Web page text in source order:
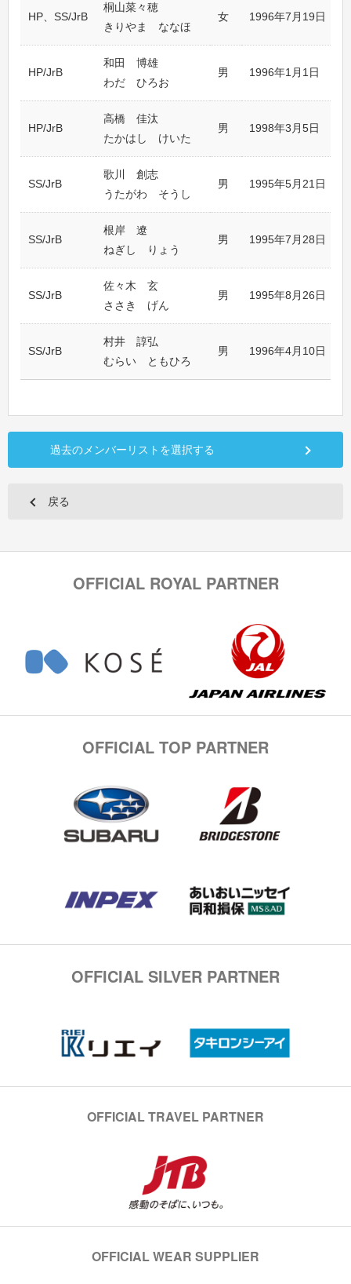
HP、SS/JrB
桐山菜々穂
きりやま ななほ
女 1996年7月19日
HP/JrB
和田 博雄
わだ ひろお
男 1996年1月1日
HP/JrB
高橋 佳汰
たかはし けいた
男 1998年3月5日
SS/JrB
歌川 創志
うたがわ そうし
男 1995年5月21日
SS/JrB
根岸 遼
ねぎし りょう
男 1995年7月28日
SS/JrB
佐々木 玄
ささき げん
男 1995年8月26日
SS/JrB
村井 諄弘
むらい ともひろ
男 1996年4月10日
過去のメンバーリストを選択する
戻る
OFFICIAL ROYAL PARTNER
OFFICIAL TOP PARTNER
OFFICIAL SILVER PARTNER
OFFICIAL TRAVEL PARTNER
OFFICIAL WEAR SUPPLIER